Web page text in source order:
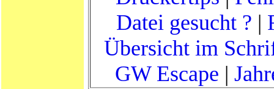
Datei gesucht ? |
Übersicht im
GW Escape |